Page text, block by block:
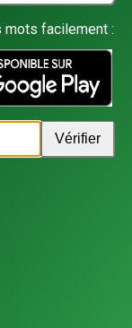
mots facilement :